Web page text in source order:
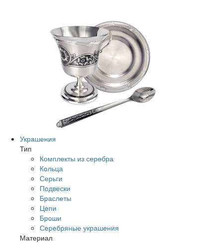
Украшения
Тип
Комплекты из серебра
Кольца
Серьги
Подвески
Браслеты
Цепи
Броши
Серебряные украшения
Материал